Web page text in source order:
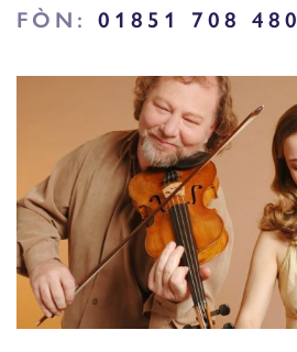
FÒN: 01851 708 480